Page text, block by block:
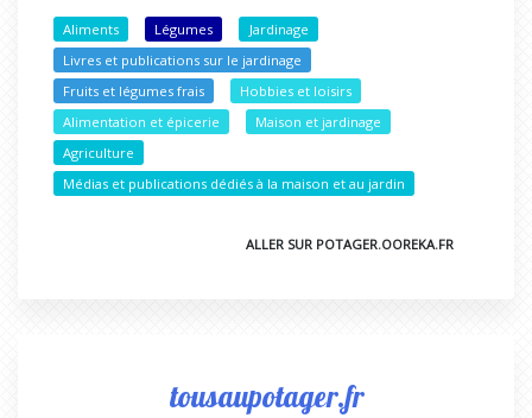
Aliments Légumes
Jardinage
Livres et publications sur le jardinage
Fruits et légumes frais
Hobbies et loisirs
Alimentation et épicerie
Maison et jardinage
Agriculture
Médias et publications dédiés à la maison et au jardin
ALLER SUR POTAGER.OOREKA.FR
tousaupotager.fr